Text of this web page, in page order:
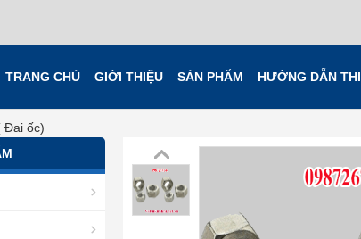
TRANG CHỦ GIỚI THIỆU SẢN PHẨM HƯỚNG DẪN
Đai ốc)